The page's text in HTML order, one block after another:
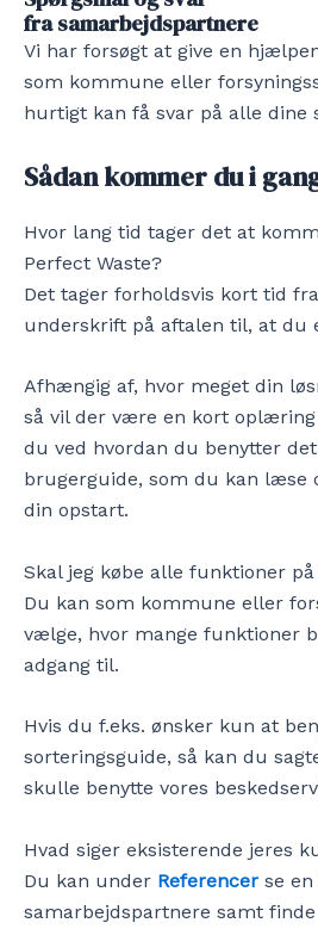
fra samarbejdspartnere
Vi har forsøgt at give en
som kommune eller
hurtigt kan få svar på alle dine
Sådan kommer du i
Hvor lang tid tager det at
Perfect Waste?
Det tager forholdsvis kort tid
underskrift på aftalen til, at du
Afhængig af, hvor meget din
så vil der være en kort oplæring
du ved hvordan du benytter
brugerguide, som du kan læse
din opstart.
Skal jeg købe alle funktioner på
Du kan som kommune eller
vælge, hvor mange funktioner
adgang til.
Hvis du f.eks. ønsker kun at
sorteringsguide, så kan du
skulle benytte vores
Hvad siger eksisterende jeres
Du kan under Referencer se
samarbejdspartnere samt